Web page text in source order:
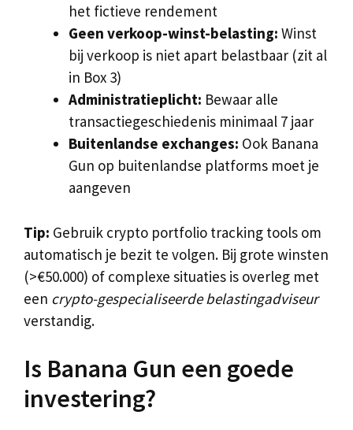
het fictieve rendement
Geen verkoop-winst-belasting: Winst
bij verkoop is niet apart belastbaar (zit al
in Box 3)
Administratieplicht: Bewaar alle
transactiegeschiedenis minimaal 7 jaar
Buitenlandse exchanges: Ook Banana
Gun op buitenlandse platforms moet je
aangeven
Tip: Gebruik crypto portfolio tracking tools om
automatisch je bezit te volgen. Bij grote winsten
(>€50.000) of complexe situaties is overleg met
een crypto-gespecialiseerde belastingadviseur
verstandig.
Is Banana Gun een goede
investering?